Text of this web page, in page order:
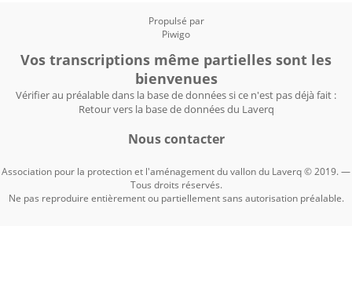
Propulsé par
Piwigo
Vos transcriptions même partielles sont les
bienvenues
Vérifier au préalable dans la base de données si ce n'est pas déjà fait :
Retour vers la base de données du Laverq
Nous contacter
Association pour la protection et l'aménagement du vallon du Laverq © 2019. —
Tous droits réservés.
Ne pas reproduire entièrement ou partiellement sans autorisation préalable.